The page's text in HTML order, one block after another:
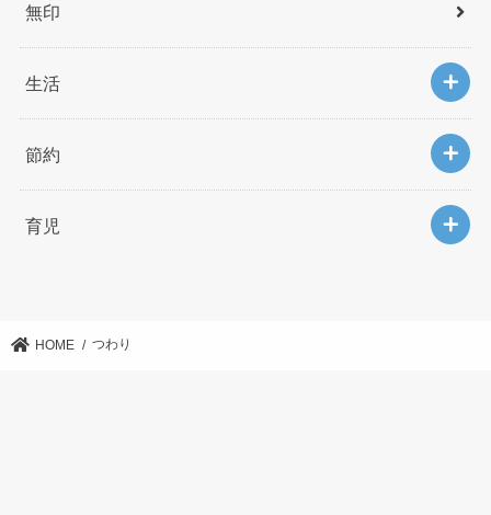
無印
生活
節約
育児
HOME つわり